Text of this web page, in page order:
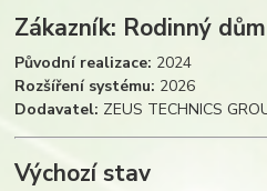
Zákazník: Rodinný
Původní realizace: 2024
Rozšíření systému: 2026
Dodavatel: ZEUS TECHNICS
Výchozí stav